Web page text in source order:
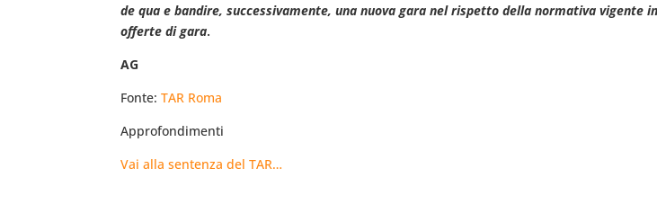
de qua e bandire, successivamente, una nuova gara nel rispetto della normativa vigente
offerte di gara.
AG
Fonte:TAR Roma
Approfondimenti
Vai alla sentenza del TAR…